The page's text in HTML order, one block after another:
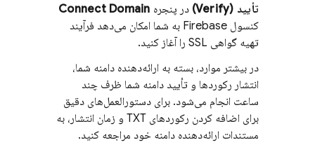
تأیید (Verify)
در پنجره Connect Domain
کنسول Firebase به شما امکان می‌دهد فرآیند
تهیه گواهی SSL را آغاز کنید.
در بیشتر موارد، بسته به ارائه‌دهنده دامنه شما،
انتشار رکوردها و تأیید دامنه شما ظرف چند
ساعت انجام می‌شود. برای دستورالعمل‌های دقیق
برای اضافه کردن رکوردهای TXT و زمان انتشار، به
مستندات ارائه‌دهنده دامنه خود مراجعه کنید.